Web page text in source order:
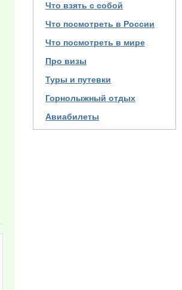
Что взять с собой
Что посмотреть в России
Что посмотреть в мире
Про визы
Туры и путевки
Горнолыжный отдых
Авиабилеты